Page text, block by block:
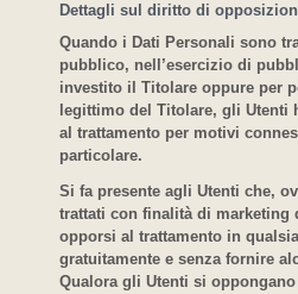
Dettagli sul diritto di
Quando i Dati Personali sono
pubblico, nell’esercizio di
investito il Titolare oppure per
legittimo del Titolare, gli Utenti
al trattamento per motivi
particolare.
Si fa presente agli Utenti che,
trattati con finalità di marketing
opporsi al trattamento in
gratuitamente e senza fornire
Qualora gli Utenti si